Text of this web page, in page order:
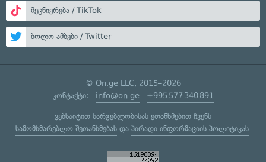
მეცნიერება / TikTok
ბოლო ამბები / Twitter
© On.ge LLC, 2015–2026
კონტაქტი: info@on.ge +995 577 340 891
ვებსაიტით სარგებლობისას ეთანხმებით ჩვენს
სამომხმარებლო შეთანხმებასდა პირადი ინფორმაციის პოლიტიკას.